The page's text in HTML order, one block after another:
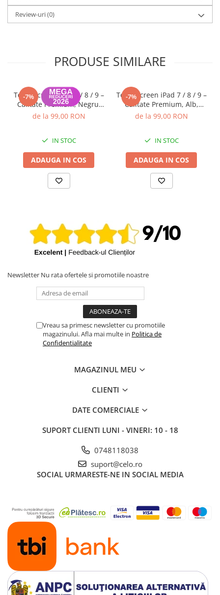
iPhone 16 Plus
iPhone 15
iPhone 14 Pro Max
iPhone 14 Pro
iPhone 13 Pro Max
iPhone 12 Pro Max
iPhone 12 Pro
iPhone 12
iPhone 12 mini
iPhone 11 Pro Max
iPhone 11 Pro
iPhone XS Max
iPhone 6s Plus
iPhone 6
Top Piese iPhone
Baterie iPhone
Display iPhone
Housing iPhone
iPhone 6s
Review-uri(0)
PRODUSE SIMILARE
-7%
Touchscreen iPad 7 / 8 / 9 –
Calitate Premium, Negru,
Garanție 12 luni
de la 99,00 RON
IN STOC
ADAUGA IN COS
-7%
Touchscreen iPad 7 / 8 / 9 –
Calitate Premium, Alb,
Garanție 12 luni
de la 99,00 RON
IN STOC
ADAUGA IN COS
Newsletter Nu rata ofertele si promotiile noastre
Vreau sa primesc newsletter cu promotiile
magazinului. Afla mai multe in Politica de
Confidentialitate
MAGAZINUL MEU
CLIENTI
DATE COMERCIALE
SUPORT CLIENTI LUNI - VINERI: 10 - 18
0748118038
suport@celo.ro
SOCIAL URMARESTE-NE IN SOCIAL MEDIA